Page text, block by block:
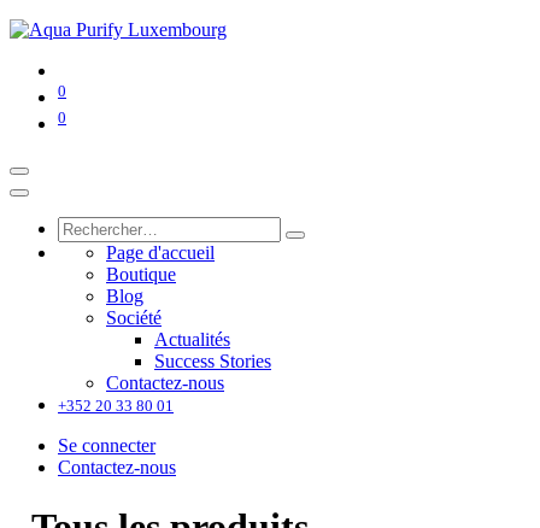
0
0
Page d'accueil
Boutique
Blog
Société
Actualités
Success Stories
Contactez-nous
+352 20 33 80 01
Se connecter
Contactez-nous